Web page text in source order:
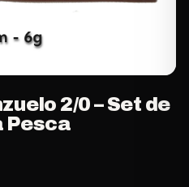
2/0 – Set de
Pesca